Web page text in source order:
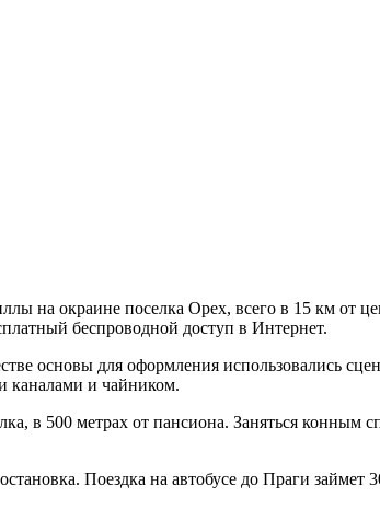
на окраине поселка Орех, всего в 15 км от
беспроводной доступ в Интернет.
основы для оформления использовались
каналами и чайником.
в 500 метрах от пансиона. Заняться
Поездка на автобусе до Праги займет